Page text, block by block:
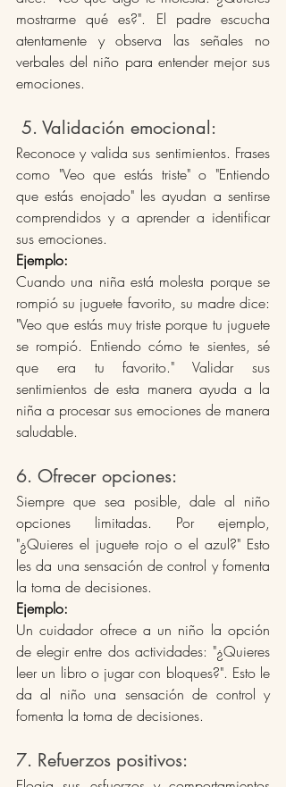
mostrarme qué es?". El padre escucha
atentamente y observa las señales no
verbales del niño para entender mejor sus
emociones.
5. Validación emocional:
Reconoce y valida sus sentimientos. Frases
como "Veo que estás triste" o "Entiendo
que estás enojado" les ayudan a sentirse
comprendidos y a aprender a identificar
sus emociones.
Ejemplo:
Cuando una niña está molesta porque se
rompió su juguete favorito, su madre dice:
"Veo que estás muy triste porque tu juguete
se rompió. Entiendo cómo te sientes, sé
que era tu favorito." Validar sus
sentimientos de esta manera ayuda a la
niña a procesar sus emociones de manera
saludable​.
6. Ofrecer opciones:
Siempre que sea posible, dale al niño
opciones limitadas. Por ejemplo,
"¿Quieres el juguete rojo o el azul?" Esto
les da una sensación de control y fomenta
la toma de decisiones.
Ejemplo:
Un cuidador ofrece a un niño la opción
de elegir entre dos actividades: "¿Quieres
leer un libro o jugar con bloques?". Esto le
da al niño una sensación de control y
fomenta la toma de decisiones​.
7. Refuerzos positivos: